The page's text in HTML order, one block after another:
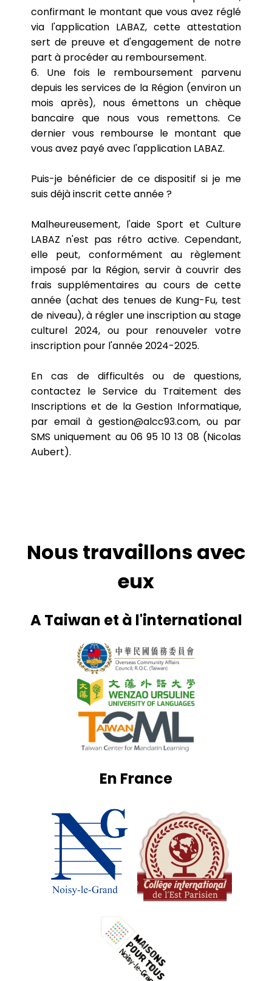
confirmant le montant que vous avez réglé
via l'application LABAZ, cette attestation
sert de preuve et d'engagement de notre
part à procéder au remboursement.
6. Une fois le remboursement parvenu
depuis les services de la Région (environ un
mois après), nous émettons un chèque
bancaire que nous vous remettons. Ce
dernier vous rembourse le montant que
vous avez payé avec l'application LABAZ.
Puis-je bénéficier de ce dispositif si je me
suis déjà inscrit cette année ?
Malheureusement, l'aide Sport et Culture
LABAZ n'est pas rétro active. Cependant,
elle peut, conformément au règlement
imposé par la Région, servir à couvrir des
frais supplémentaires au cours de cette
année (achat des tenues de Kung-Fu, test
de niveau), à régler une inscription au stage
culturel 2024, ou pour renouveler votre
inscription pour l'année 2024-2025.
En cas de difficultés ou de questions,
contactez le Service du Traitement des
Inscriptions et de la Gestion Informatique,
par email à gestion@alcc93.com, ou par
SMS uniquement au 06 95 10 13 08 (Nicolas
Aubert).
Nous travaillons avec
eux
A Taiwan et à l'international
En France